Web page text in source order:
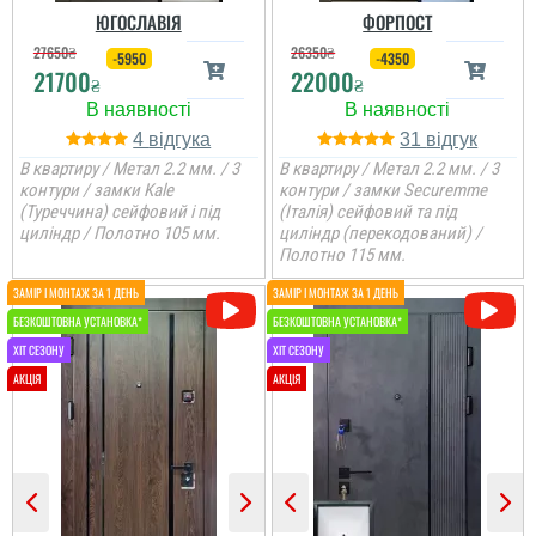
читати всі відгуки
Велике дякую за
виконану роботу і за
Ярік
недорогі, але біль менш,
то в принципі двері и
задоволений я
ЮГОСЛАВІЯ
27650₴
21700₴
-5950
4
В квартиру / Метал 2.2 мм. / 3
контури / замки Kale
(Туреччина) сейфовий і під
циліндр / Полотно 105 мм.
ФОРПОСТ
26350₴
22000₴
-4350
31
В квартиру / Метал 2.2 мм. / 3
контури / замки Securemme
(Італія) сейфовий та під
циліндр (перекодований) /
Полотно 115 мм.